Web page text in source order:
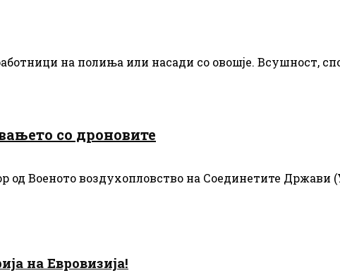
на полиња или насади со овошје. Всушност,
со дроновите
од Военото воздухопловство на Соединетите Држави
на Евровизија!